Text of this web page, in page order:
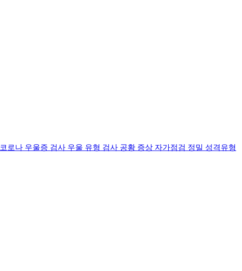
코로나 우울증 검사 우울 유형 검사 공황 증상 자가점검 정밀 성격유형